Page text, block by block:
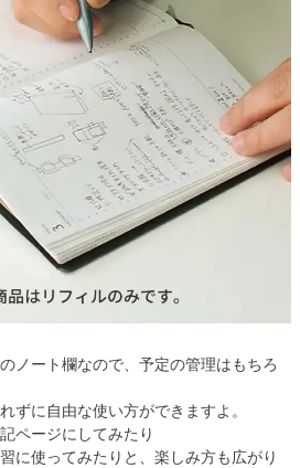
ノート欄なので、予定の管理はもちろ
ずに自由な使い方ができますよ。
ページにしてみたり
に使ってみたりと、楽しみ方も広がり